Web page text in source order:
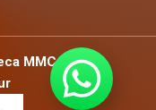
MMC Bütün